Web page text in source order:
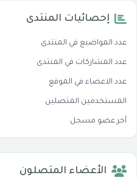
إحصائيات المنتدى
عدد المواضيع في المنتدى
عدد المشاركات في المنتدى
عدد الاعضاء في الموقع
المستخدمين المتصلين
آخر عضو مسجل
الأعضاء المتصلون